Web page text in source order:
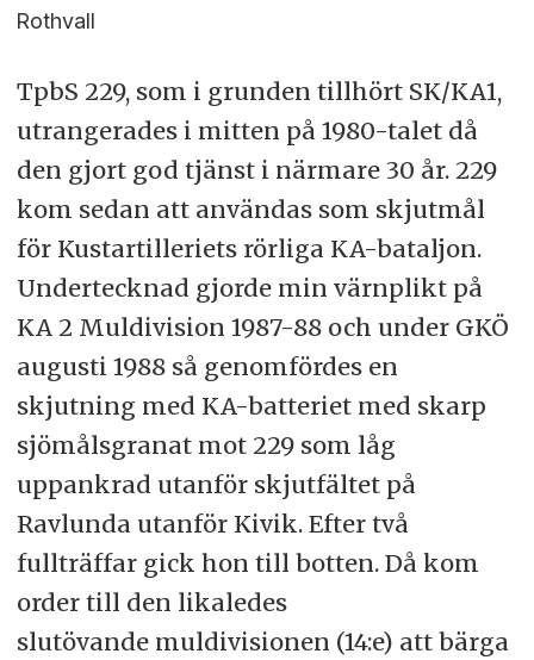
Rothvall
TpbS 229, som i grunden tillhört SK/KA1,
utrangerades i mitten på 1980-talet då
den gjort god tjänst i närmare 30 år. 229
kom sedan att användas som skjutmål
för Kustartilleriets rörliga KA-bataljon.
Undertecknad gjorde min värnplikt på
KA 2 Muldivision 1987-88 och under GKÖ
augusti 1988 så genomfördes en
skjutning med KA-batteriet med skarp
sjömålsgranat mot 229 som låg
uppankrad utanför skjutfältet på
Ravlunda utanför Kivik. Efter två
fullträffar gick hon till botten. Då kom
order till den likaledes
slutövande muldivisionen (14:e) att bärga